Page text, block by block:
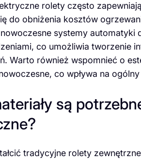
rolety często
do obniżenia kosztów
systemy automatyki
co umożliwia tworzenie
Warto również wspomnieć o
co wpływa na
są
tradycyjne rolety